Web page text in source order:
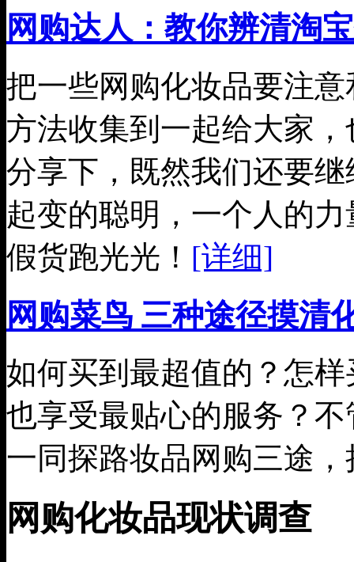
网购达人：教你辨清淘
把一些网购化妆品要注
方法收集到一起给大家
分享下，既然我们还要
起变的聪明，一个人的
假货跑光光！ [详细]
网购菜鸟 三种途径摸清
如何买到最超值的？怎
也享受最贴心的服务？
一同探路妆品网购三途
网购化妆品现状调查